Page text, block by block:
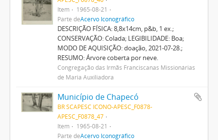
Item
1965-08-21
Parte deAcervo Iconográfico
DESCRIÇÃO FÍSICA: 8,8x14cm, p&b, 1 ex.;
CONSERVAÇÃO: Colada; LEGIBILIDADE: Boa;
MODO DE AQUISIÇÃO: doação, 2021-07-28.;
RESUMO: Árvore coberta por neve.
Congregação das Irmãs Franciscanas Missionárias
de Maria Auxiliadora
Município de Chapecó
BR SCAPESC ICONO-APESC_F0878-
APESC_F0878_47
Item
1965-08-21
Parte deAcervo Iconográfico